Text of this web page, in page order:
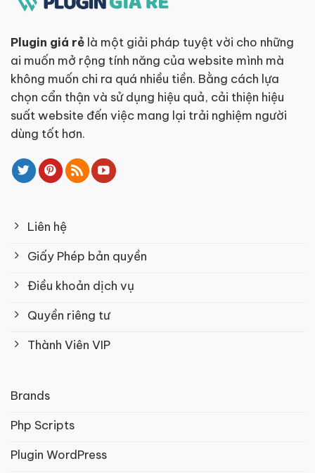
Plugin giá rẻ là một giải pháp tuyệt vời cho những
ai muốn mở rộng tính năng của website mình mà
không muốn chi ra quá nhiều tiền. Bằng cách lựa
chọn cẩn thận và sử dụng hiệu quả, cải thiện hiệu
suất website đến việc mang lại trải nghiệm người
dùng tốt hơn.
Liên hệ
Giấy Phép bản quyền
Điều khoản dịch vụ
Quyền riêng tư
Thành Viên VIP
Brands
Php Scripts
Plugin WordPress